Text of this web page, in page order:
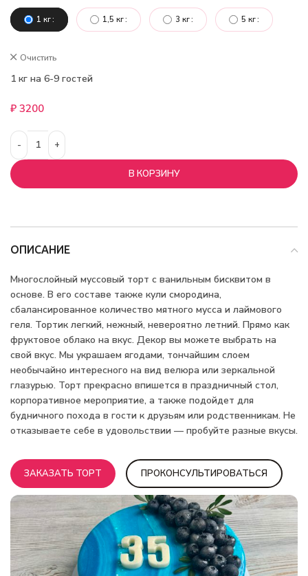
1 кг 1,5 кг 3 кг 5 кг
Очистить
1 кг на 6-9 гостей
₽
В КОРЗИНУ
ОПИСАНИЕ
Многослойный муссовый торт с ванильным бисквитом в
основе. В его составе также кули смородина,
сбалансированное количество мятного мусса и лаймового
геля. Тортик легкий, нежный, невероятно летний. Прямо как
фруктовое облако на вкус. Декор вы можете выбрать на
свой вкус. Мы украшаем ягодами, тончайшим слоем
необычайно интересного на вид велюра или зеркальной
глазурью. Торт прекрасно впишется в праздничный стол,
корпоративное мероприятие, а также подойдет для
будничного похода в гости к друзьям или родственникам. Не
отказываете себе в удовольствии — пробуйте разные вкусы.
ЗАКАЗАТЬ ТОРТ ПРОКОНСУЛЬТИРОВАТЬСЯ